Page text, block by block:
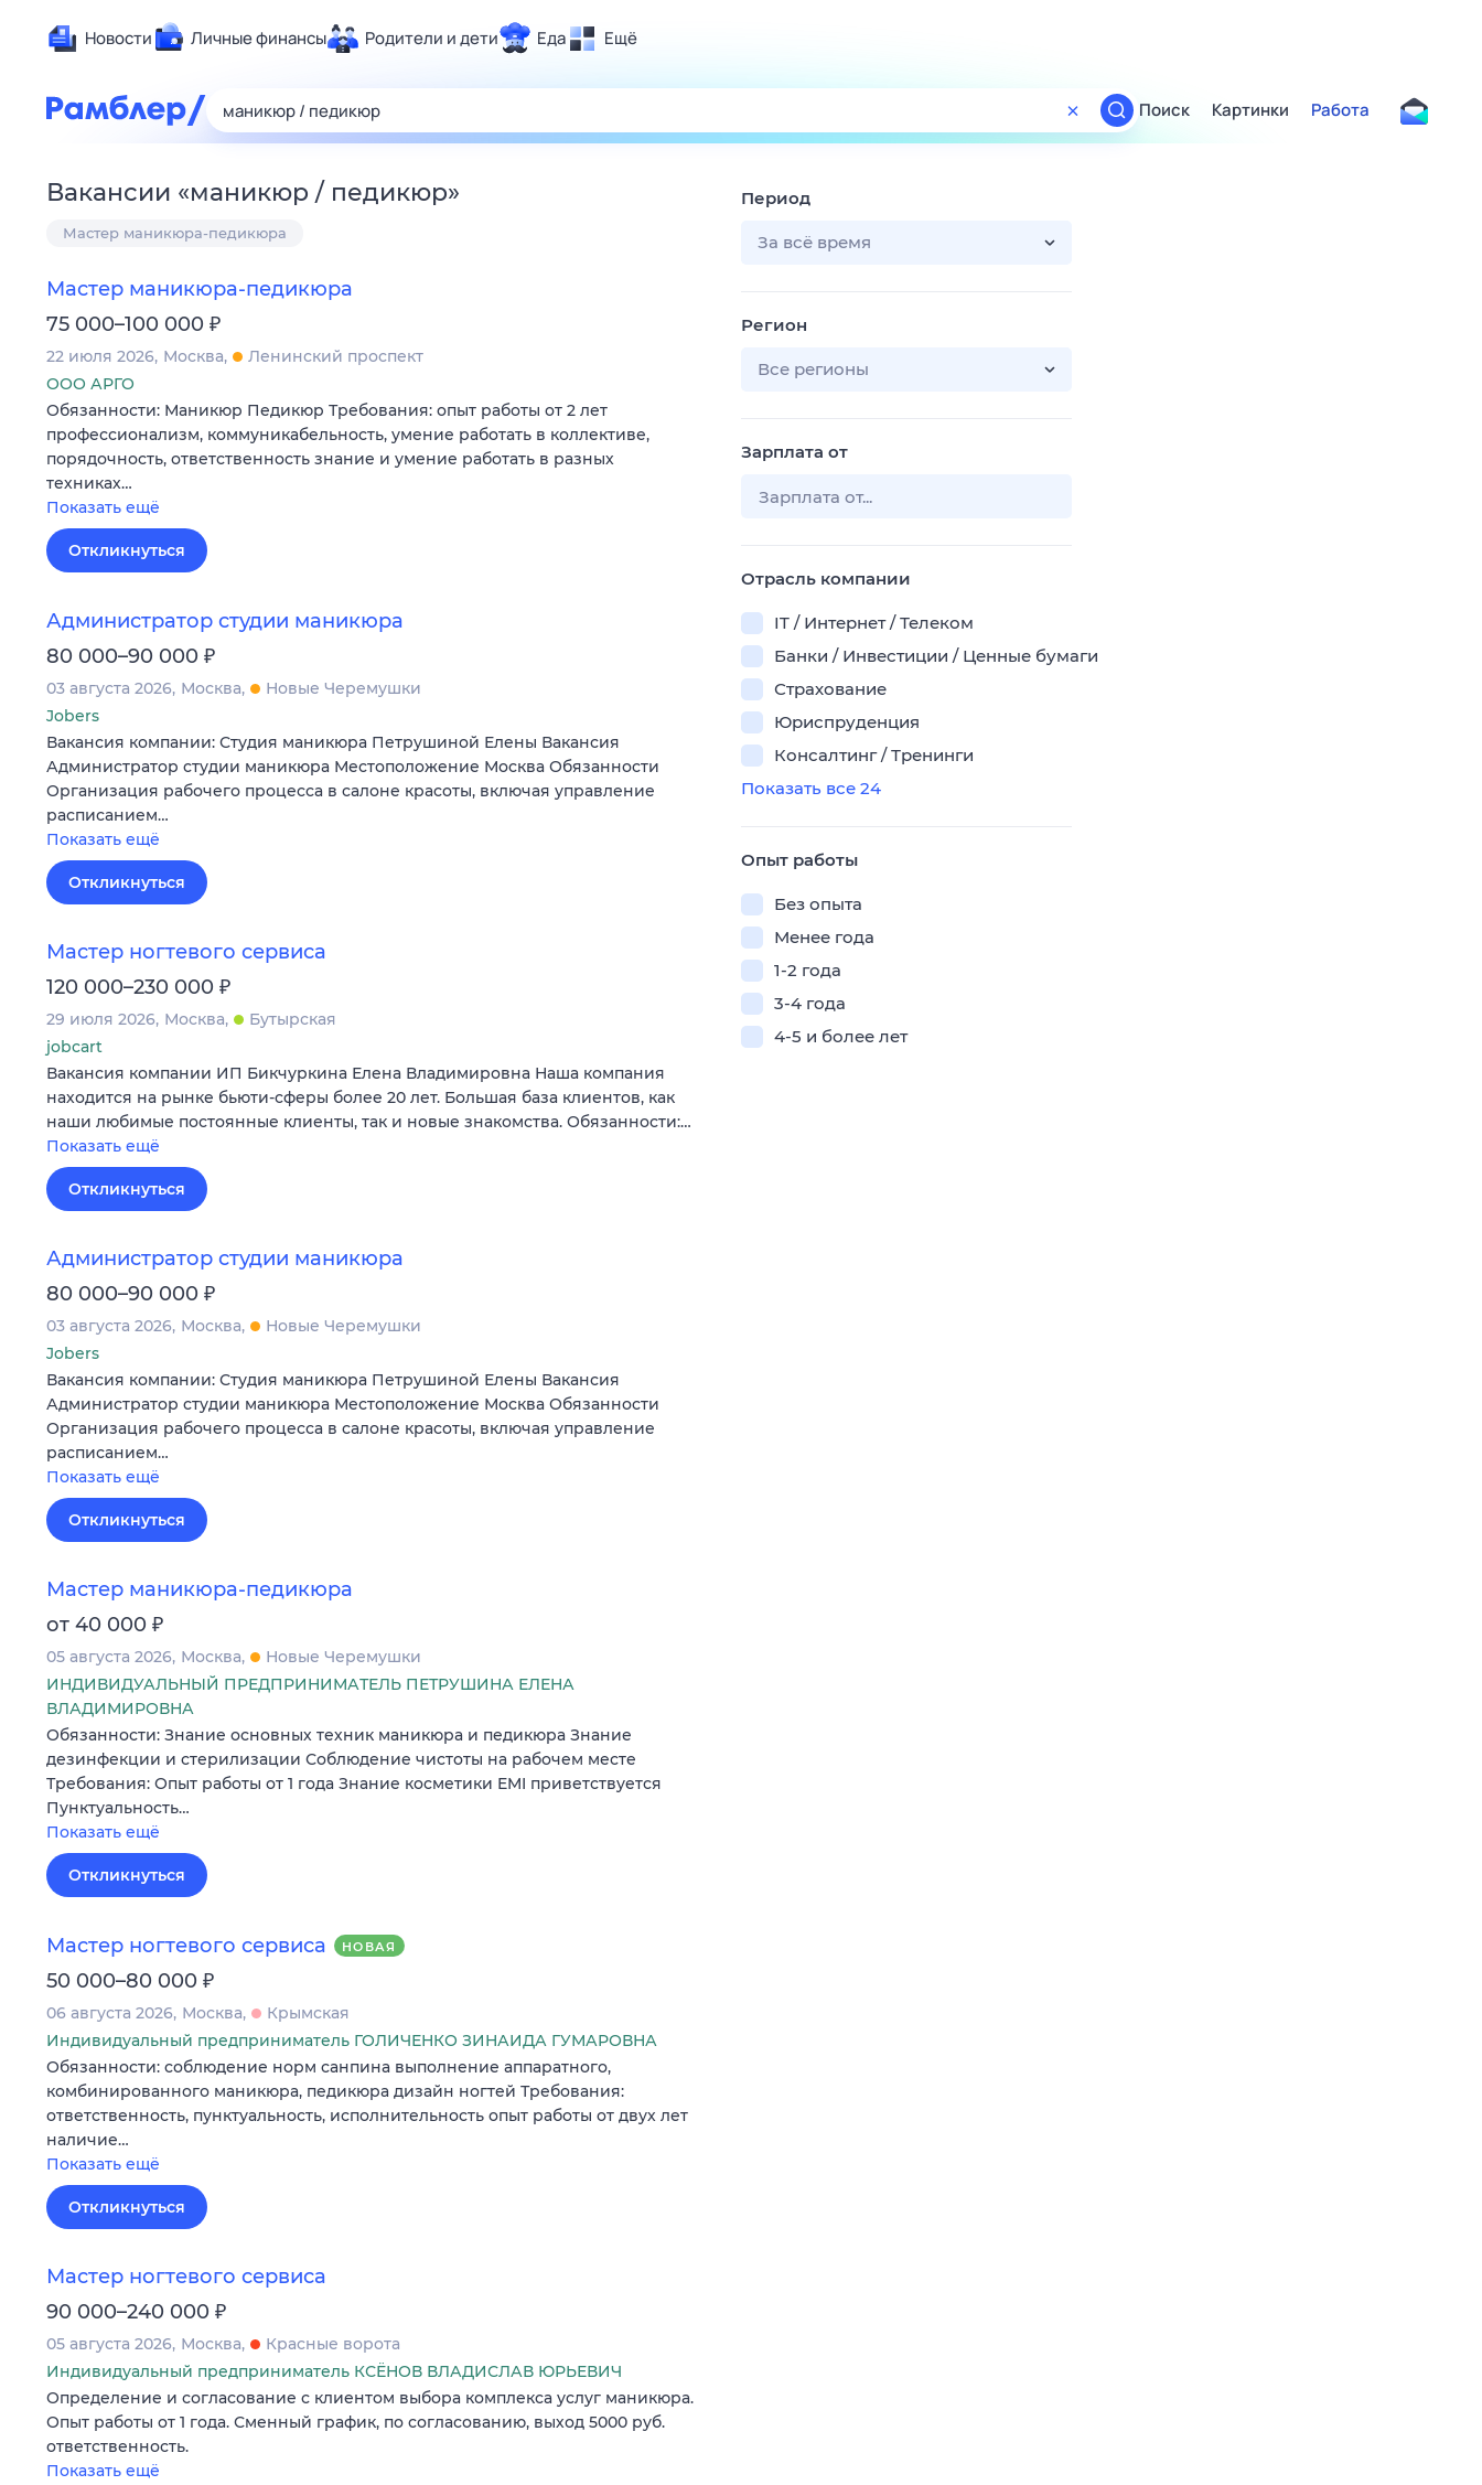
Новости Личные финансы Родители и дети Еда Ещё
Развлечения и отдых
Спорт
Сберегаем вместе
Гороскопы
Поиск
ТВ-программа
Поиск Картинки Работа
Вакансии «маникюр / педикюр»
Мастер маникюра-педикюра
Мастер маникюра-педикюра
75 000–100 000 ₽
22 июля 2026 Москва
Ленинский проспект
ООО АРГО
Обязанности: Маникюр Педикюр Требования: опыт работы от 2 лет
профессионализм, коммуникабельность, умение работать в коллективе,
порядочность, ответственность знание и умение работать в разных
техниках…
Показать ещё
Откликнуться
Администратор студии маникюра
80 000–90 000 ₽
03 августа 2026 Москва
Новые Черемушки
Jobers
Вакансия компании: Студия маникюра Петрушиной Елены Вакансия
Администратор студии маникюра Местоположение Москва Обязанности
Организация рабочего процесса в салоне красоты, включая управление
расписанием…
Показать ещё
Откликнуться
Мастер ногтевого сервиса
120 000–230 000 ₽
29 июля 2026 Москва
Бутырская
jobcart
Вакансия компании ИП Бикчуркина Елена Владимировна Наша компания
находится на рынке бьюти-сферы более 20 лет. Большая база клиентов, как
наши любимые постоянные клиенты, так и новые знакомства. Обязанности:…
Показать ещё
Откликнуться
Администратор студии маникюра
80 000–90 000 ₽
03 августа 2026 Москва
Новые Черемушки
Jobers
Вакансия компании: Студия маникюра Петрушиной Елены Вакансия
Администратор студии маникюра Местоположение Москва Обязанности
Организация рабочего процесса в салоне красоты, включая управление
расписанием…
Показать ещё
Откликнуться
Мастер маникюра-педикюра
от 40 000 ₽
05 августа 2026 Москва
Новые Черемушки
ИНДИВИДУАЛЬНЫЙ ПРЕДПРИНИМАТЕЛЬ ПЕТРУШИНА ЕЛЕНА
ВЛАДИМИРОВНА
Обязанности: Знание основных техник маникюра и педикюра Знание
дезинфекции и стерилизации Соблюдение чистоты на рабочем месте
Требования: Опыт работы от 1 года Знание косметики EMI приветствуется
Пунктуальность…
Показать ещё
Откликнуться
Мастер ногтевого сервиса НОВАЯ
50 000–80 000 ₽
06 августа 2026 Москва
Крымская
Индивидуальный предприниматель ГОЛИЧЕНКО ЗИНАИДА ГУМАРОВНА
Обязанности: соблюдение норм санпина выполнение аппаратного,
комбинированного маникюра, педикюра дизайн ногтей Требования:
ответственность, пунктуальность, исполнительность опыт работы от двух лет
наличие…
Показать ещё
Откликнуться
Мастер ногтевого сервиса
90 000–240 000 ₽
05 августа 2026 Москва
Красные ворота
Индивидуальный предприниматель КСЁНОВ ВЛАДИСЛАВ ЮРЬЕВИЧ
Определение и согласование с клиентом выбора комплекса услуг маникюра.
Опыт работы от 1 года. Сменный график, по согласованию, выход 5000 руб.
ответственность.
Показать ещё
Период
За всё время
Регион
Все регионы
Зарплата от
Отрасль компании
IT / Интернет / Телеком
Банки / Инвестиции / Ценные бумаги
Страхование
Юриспруденция
Консалтинг / Тренинги
Показать все 24
Опыт работы
Без опыта
Менее года
1-2 года
3-4 года
4-5 и более лет